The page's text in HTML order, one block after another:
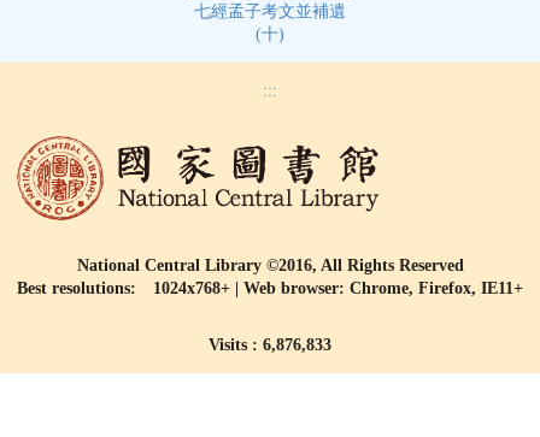
七經孟子考文並補遺
(十)
:::
National Central Library ©2016, All Rights Reserved
Best resolutions: 1024x768+ | Web browser: Chrome, Firefox, IE11+
Visits : 6,876,833